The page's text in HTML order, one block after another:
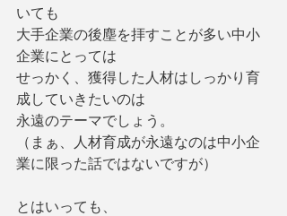
いても
大手企業の後塵を拝すことが多い中小
企業にとっては
せっかく、獲得した人材はしっかり育
成していきたいのは
永遠のテーマでしょう。
（まぁ、人材育成が永遠なのは中小企
業に限った話ではないですが）
とはいっても、